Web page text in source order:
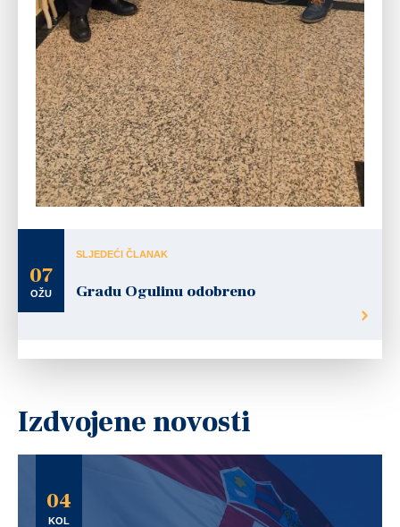
07
OŽU
SLJEDEĆI ČLANAK
Gradu Ogulinu odobreno
Izdvojene novosti
04
KOL